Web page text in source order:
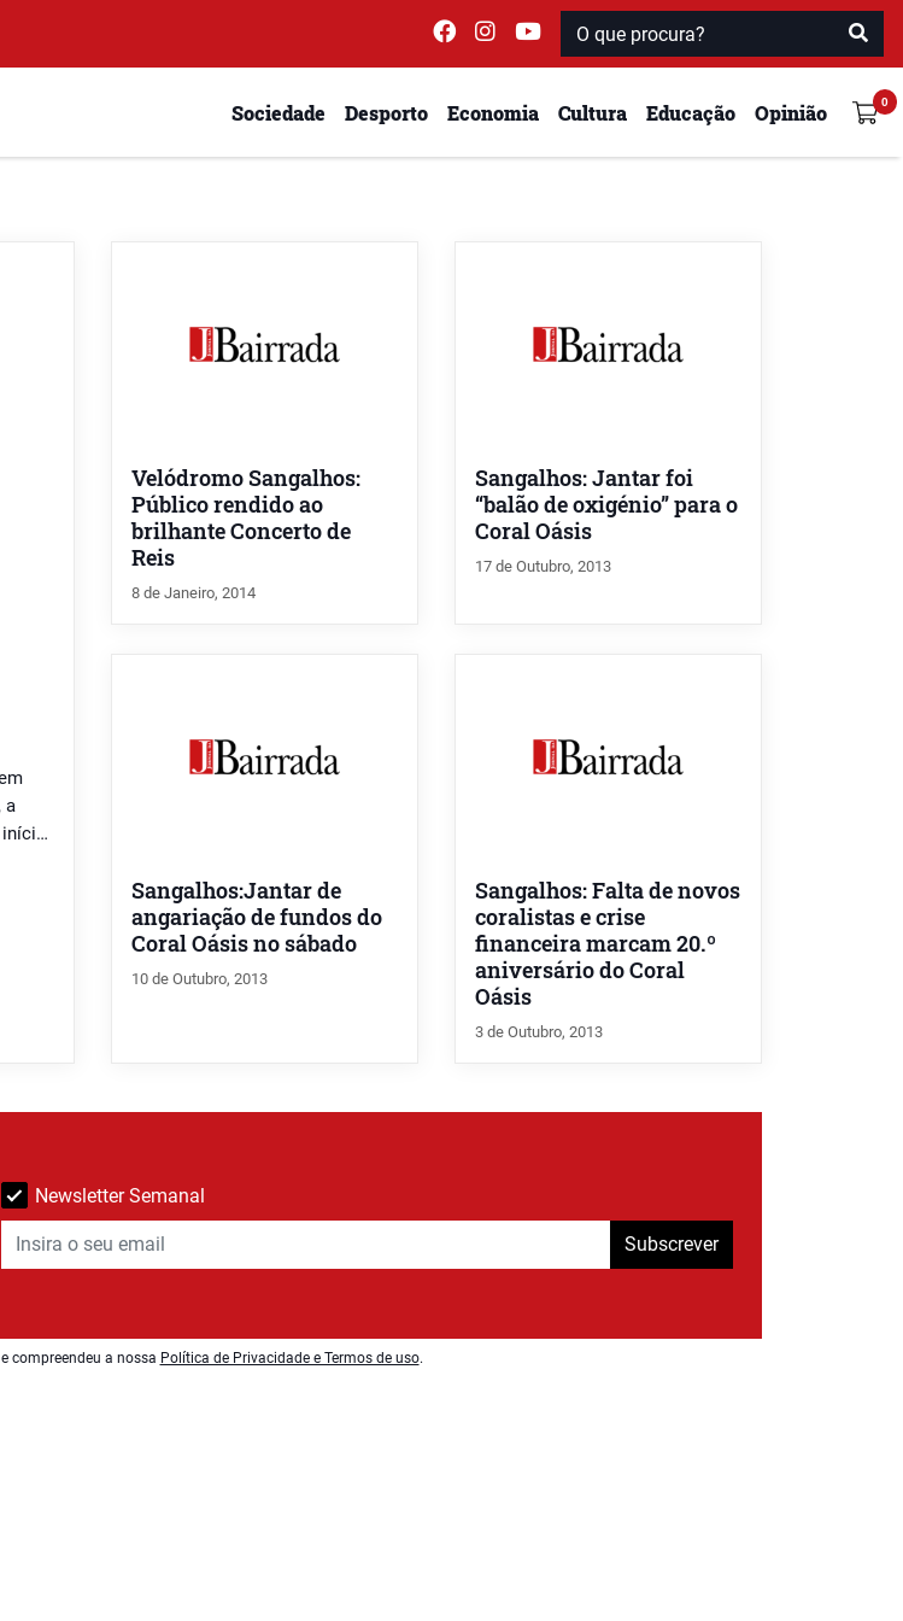
Sociedade Desporto Economia Cultura Educação Opinião
a
início
Velódromo Sangalhos:
Público rendido ao
brilhante Concerto de
Reis
8 de Janeiro, 2014
Sangalhos: Jantar foi
“balão de oxigénio” para o
Coral Oásis
17 de Outubro, 2013
Sangalhos:Jantar de
angariação de fundos do
Coral Oásis no sábado
10 de Outubro, 2013
Sangalhos: Falta de novos
coralistas e crise
financeira marcam 20.º
aniversário do Coral
Oásis
3 de Outubro, 2013
Newsletter Semanal
Subscrever
compreendeu a nossa Política de Privacidade e Termos de uso.